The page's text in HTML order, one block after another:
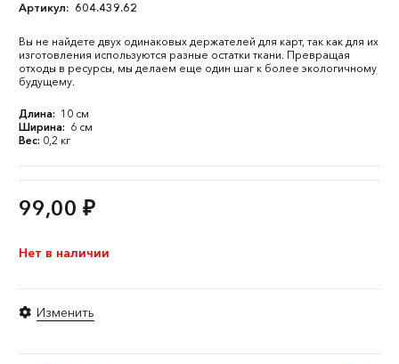
Артикул: 604.439.62
Вы не найдете двух одинаковых держателей для карт, так как для их
изготовления используются разные остатки ткани. Превращая
отходы в ресурсы, мы делаем еще один шаг к более экологичному
будущему.
Длина: 10 см
Ширина: 6 см
Вес: 0,2 кг
99,00 ₽
Нет в наличии
Изменить